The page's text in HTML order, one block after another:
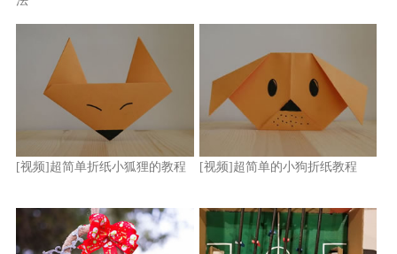
[视频]超简单折纸小狐狸的教程 [视频]超简单的小狗折纸教程